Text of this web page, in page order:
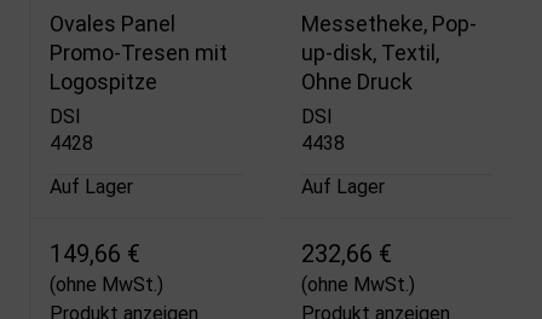
Ovales Panel
Promo-Tresen mit
Logospitze
DSI
4428
Auf Lager
149,66 €
(ohne MwSt.)
Produkt anzeigen
Messetheke, Pop-
up-disk, Textil,
Ohne Druck
DSI
4438
Auf Lager
232,66 €
(ohne MwSt.)
Produkt anzeigen